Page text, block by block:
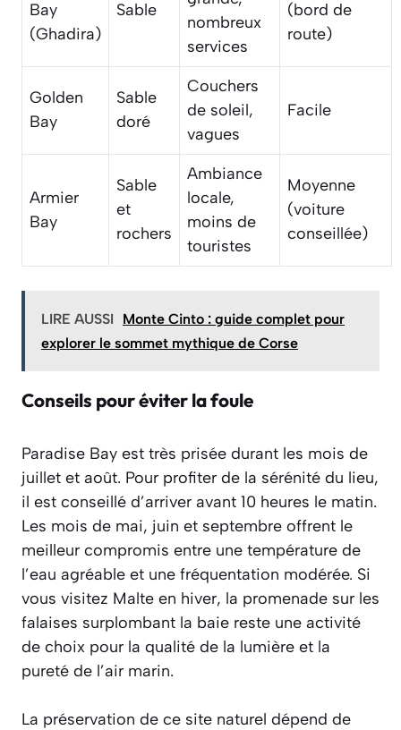
Bay
(Ghadira)
Sable
nombreux
services
(bord de
route)
Golden
Bay
Sable
doré
Couchers
de soleil,
vagues
Facile
Armier
Bay
Sable
et
rochers
Ambiance
locale,
moins de
touristes
Moyenne
(voiture
conseillée)
LIRE AUSSI
Monte Cinto : guide complet pour
explorer le sommet mythique de Corse
Conseils pour éviter la foule
Paradise Bay est très prisée durant les mois de
juillet et août. Pour profiter de la sérénité du lieu,
il est conseillé d’arriver avant 10 heures le matin.
Les mois de mai, juin et septembre offrent le
meilleur compromis entre une température de
l’eau agréable et une fréquentation modérée. Si
vous visitez Malte en hiver, la promenade sur les
falaises surplombant la baie reste une activité
de choix pour la qualité de la lumière et la
pureté de l’air marin.
La préservation de ce site naturel dépend de